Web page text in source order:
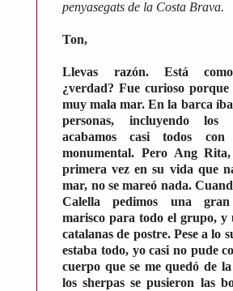
penyasegats de la Costa Brava.
Ton,
Llevas razón. Está
¿verdad? Fue curioso porque
muy mala mar. En la barca
personas, incluyendo los
acabamos casi todos
monumental. Pero Ang
primera vez en su vida que
mar, no se mareó nada.
Calella pedimos una
marisco para todo el grupo, y
catalanas de postre. Pese a lo
estaba todo, yo casi no pude
cuerpo que se me quedó de
los sherpas se pusieron las